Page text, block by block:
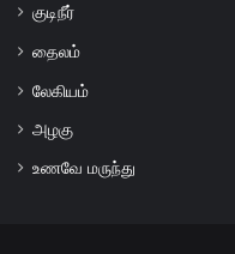
குடிநீர்
தைலம்
லேகியம்
அழகு
உணவே மருந்து